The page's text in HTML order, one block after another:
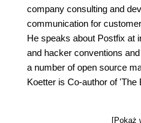
company consulting and
communication for
He speaks about Postfix at
and hacker conventions
a number of open source
Koetter is Co-author of 'The
[Pokaż